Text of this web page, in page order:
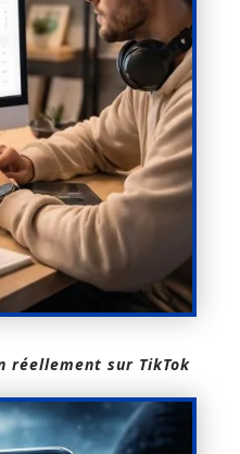
réellement sur TikTok